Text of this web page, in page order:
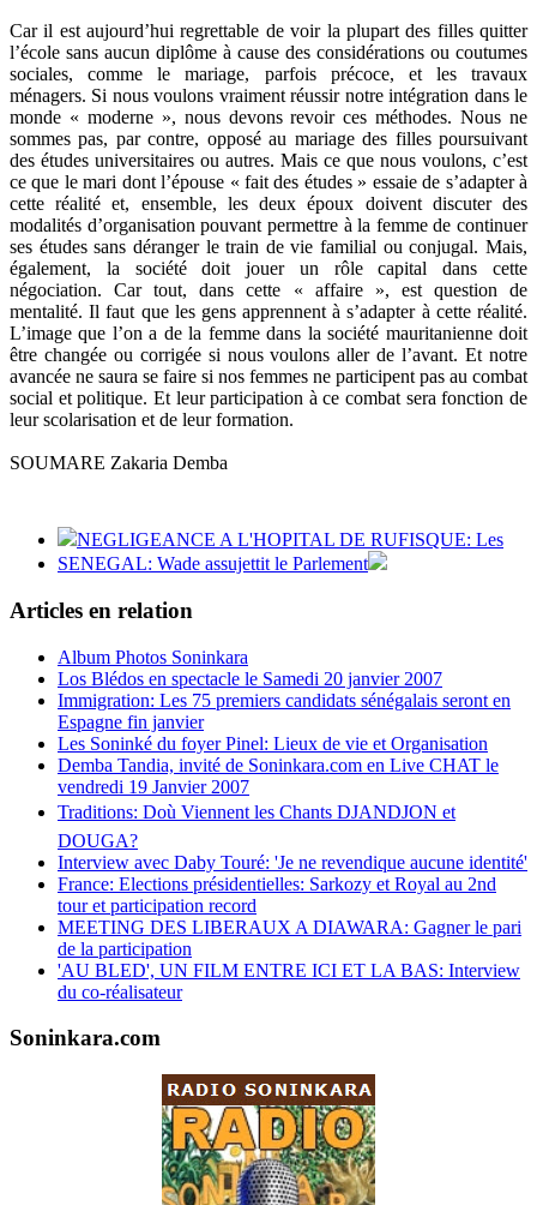
Car il est aujourd’hui regrettable de voir la plupart des filles quitter
l’école sans aucun diplôme à cause des considérations ou coutumes
sociales, comme le mariage, parfois précoce, et les travaux
ménagers. Si nous voulons vraiment réussir notre intégration dans le
monde « moderne », nous devons revoir ces méthodes. Nous ne
sommes pas, par contre, opposé au mariage des filles poursuivant
des études universitaires ou autres. Mais ce que nous voulons, c’est
ce que le mari dont l’épouse « fait des études » essaie de s’adapter à
cette réalité et, ensemble, les deux époux doivent discuter des
modalités d’organisation pouvant permettre à la femme de continuer
ses études sans déranger le train de vie familial ou conjugal. Mais,
également, la société doit jouer un rôle capital dans cette
négociation. Car tout, dans cette « affaire », est question de
mentalité. Il faut que les gens apprennent à s’adapter à cette réalité.
L’image que l’on a de la femme dans la société mauritanienne doit
être changée ou corrigée si nous voulons aller de l’avant. Et notre
avancée ne saura se faire si nos femmes ne participent pas au combat
social et politique. Et leur participation à ce combat sera fonction de
leur scolarisation et de leur formation.
SOUMARE Zakaria Demba
NEGLIGEANCE A L'HOPITAL DE RUFISQUE: Les
SENEGAL: Wade assujettit le Parlement
Articles en relation
Album Photos Soninkara
Los Blédos en spectacle le Samedi 20 janvier 2007
Immigration: Les 75 premiers candidats sénégalais seront en
Espagne fin janvier
Les Soninké du foyer Pinel: Lieux de vie et Organisation
Demba Tandia, invité de Soninkara.com en Live CHAT le
vendredi 19 Janvier 2007
Traditions: Doù Viennent les Chants DJANDJON et
DOUGA?
Interview avec Daby Touré: 'Je ne revendique aucune identité'
France: Elections présidentielles: Sarkozy et Royal au 2nd
tour et participation record
MEETING DES LIBERAUX A DIAWARA: Gagner le pari
de la participation
'AU BLED', UN FILM ENTRE ICI ET LA BAS: Interview
du co-réalisateur
Soninkara.com